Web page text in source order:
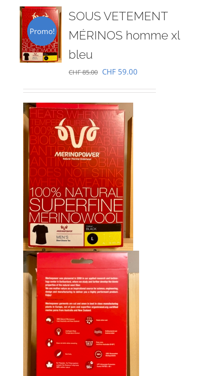
Promo!
SOUS VETEMENT
MÉRINOS homme xl
bleu
CHF85.00 Le
initial
était :
CHF 85.00.
CHF 59.00